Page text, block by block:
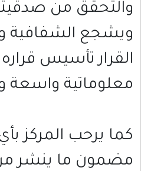
والتحقق من
ويشجع الشفافية
القرار تأسيس
معلوماتية واسعة
كما يرحب المركز
مضمون ما ينشر